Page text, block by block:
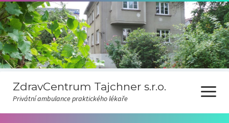
ZdravCentrum Tajchner s.r.o.
Privátní ambulance praktického lékaře
otevřít
menu